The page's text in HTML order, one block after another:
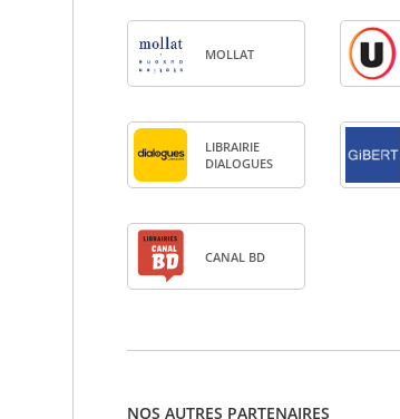
MOL­LAT
LIBRAI­RIE
DIA­LOGUES
CANAL BD
NOS AUTRES PARTENAIRES